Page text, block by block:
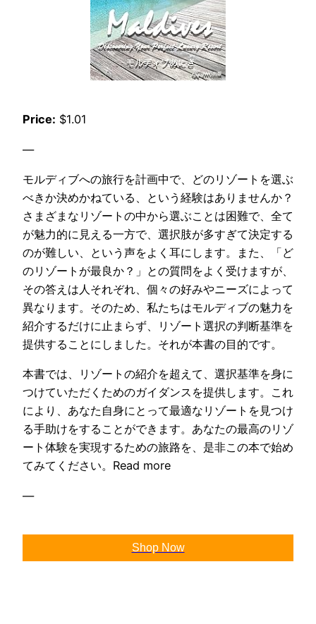
Price: $1.01
—
モルディブへの旅行を計画中で、どのリゾートを選ぶ
べきか決めかねている、という経験はありませんか？
さまざまなリゾートの中から選ぶことは困難で、全て
が魅力的に見える一方で、選択肢が多すぎて決定する
のが難しい、という声をよく耳にします。また、「ど
のリゾートが最良か？」との質問をよく受けますが、
その答えは人それぞれ、個々の好みやニーズによって
異なります。そのため、私たちはモルディブの魅力を
紹介するだけに止まらず、リゾート選択の判断基準を
提供することにしました。それが本書の目的です。
本書では、リゾートの紹介を超えて、選択基準を身に
つけていただくためのガイダンスを提供します。これ
により、あなた自身にとって最適なリゾートを見つけ
る手助けをすることができます。あなたの最高のリゾ
ート体験を実現するための旅路を、是非この本で始め
てみてください。Read more
—
Shop Now